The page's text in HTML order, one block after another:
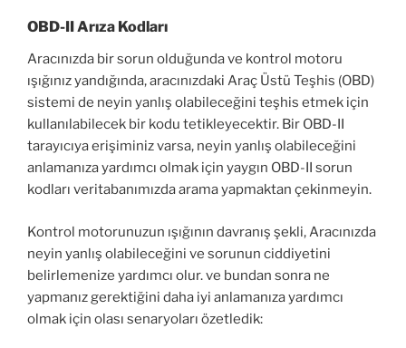
OBD-II Arıza Kodları
Aracınızda bir sorun olduğunda ve kontrol motoru
ışığınız yandığında, aracınızdaki Araç Üstü Teşhis (OBD)
sistemi de neyin yanlış olabileceğini teşhis etmek için
kullanılabilecek bir kodu tetikleyecektir. Bir OBD-II
tarayıcıya erişiminiz varsa, neyin yanlış olabileceğini
anlamanıza yardımcı olmak için yaygın OBD-II sorun
kodları veritabanımızda arama yapmaktan çekinmeyin.
Kontrol motorunuzun ışığının davranış şekli, Aracınızda
neyin yanlış olabileceğini ve sorunun ciddiyetini
belirlemenize yardımcı olur. ve bundan sonra ne
yapmanız gerektiğini daha iyi anlamanıza yardımcı
olmak için olası senaryoları özetledik: